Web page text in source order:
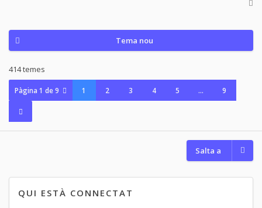
Tema nou
414 temes
Pàgina 1 de9 1 2 3 4 5 … 9
Salta a
QUI ESTÀ CONNECTAT